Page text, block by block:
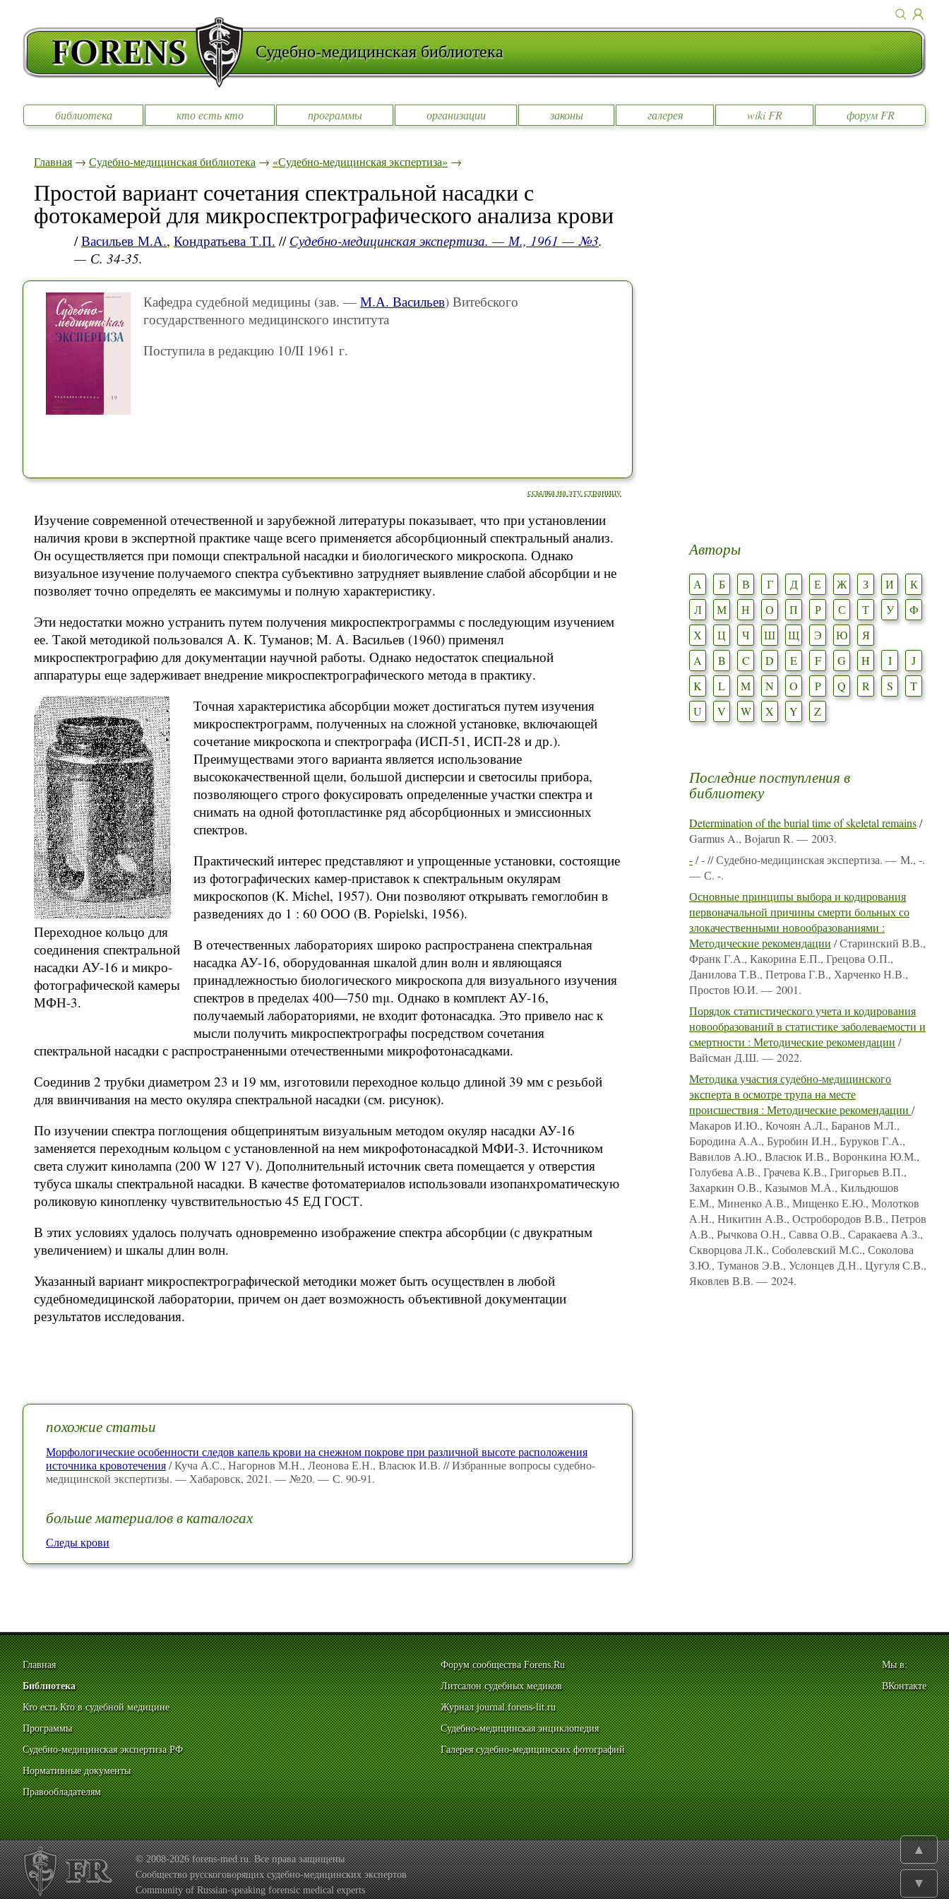
Судебно-медицинская библиотека
библиотека кто есть кто программы организации законы галерея wiki FR форум FR
Главная → Судебно-медицинская библиотека → «Судебно-медицинская экспертиза» →
Простой вариант сочетания спектральной насадки с
фотокамерой для микроспектрографического анализа крови
/Васильев М.А., Кондратьева Т.П. // Судебно-медицинская экспертиза. — М., 1961 — №3.
— С. 34-35.
Кафедра судебной медицины (зав. — М.А. Васильев) Витебского
государственного медицинского института
Поступила в редакцию 10/II 1961 г.
ссылка на эту страницу
Изучение современной отечественной и зарубежной литературы показывает, что при установлении
наличия крови в экспертной практике чаще всего применяется абсорбционный спектральный анализ.
Он осуществляется при помощи спектральной насадки и биологического микроскопа. Однако
визуальное изучение получаемого спектра субъективно затрудняет выявление слабой абсорбции и не
позволяет точно определять ее максимумы и полную характеристику.
Эти недостатки можно устранить путем получения микроспектрограммы с последующим изучением
ее. Такой методикой пользовался А. К. Туманов; М. А. Васильев (1960) применял
микроспектрографию для документации научной работы. Однако недостаток специальной
аппаратуры еще задерживает внедрение микроспектрографического метода в практику.
Переходное кольцо для
соединения спектральной
насадки АУ-16 и микро-
фотографической камеры
МФН-3.
Точная характеристика абсорбции может достигаться путем изучения
микроспектрограмм, полученных на сложной установке, включающей
сочетание микроскопа и спектрографа (ИСП-51, ИСП-28 и др.).
Преимуществами этого варианта является использование
высококачественной щели, большой дисперсии и светосилы прибора,
позволяющего строго фокусировать определенные участки спектра и
снимать на одной фотопластинке ряд абсорбционных и эмиссионных
спектров.
Практический интерес представляют и упрощенные установки, состоящие
из фотографических камер-приставок к спектральным окулярам
микроскопов (К. Michel, 1957). Они позволяют открывать гемоглобин в
разведениях до 1 : 60 ООО (В. Popielski, 1956).
В отечественных лабораториях широко распространена спектральная
насадка АУ-16, оборудованная шкалой длин волн и являющаяся
принадлежностью биологического микроскопа для визуального изучения
спектров в пределах 400—750 mμ. Однако в комплект АУ-16,
получаемый лабораториями, не входит фотонасадка. Это привело нас к
мысли получить микроспектрографы посредством сочетания
спектральной насадки с распространенными отечественными микрофотонасадками.
Соединив 2 трубки диаметром 23 и 19 мм, изготовили переходное кольцо длиной 39 мм с резьбой
для ввинчивания на место окуляра спектральной насадки (см. рисунок).
По изучении спектра поглощения общепринятым визуальным методом окуляр насадки АУ-16
заменяется переходным кольцом с установленной на нем микрофотонасадкой МФИ-3. Источником
света служит кинолампа (200 W 127 V). Дополнительный источник света помещается у отверстия
тубуса шкалы спектральной насадки. В качестве фотоматериалов использовали изопанхроматическую
роликовую кинопленку чувствительностью 45 ЕД ГОСТ.
В этих условиях удалось получать одновременно изображение спектра абсорбции (с двукратным
увеличением) и шкалы длин волн.
Указанный вариант микроспектрографической методики может быть осуществлен в любой
судебномедицинской лаборатории, причем он дает возможность объективной документации
результатов исследования.
похожие статьи
Морфологические особенности следов капель крови на снежном покрове при различной высоте расположения
источника кровотечения/ Куча А.С., Нагорнов М.Н., Леонова Е.Н., Власюк И.В. // Избранные вопросы судебно-
медицинской экспертизы. — Хабаровск, 2021. — №20. — С. 90-91.
больше материалов в каталогах
Следы крови
Авторы
А Б В Г Д Е Ж З И
К
Л
М Н О П Р С Т У
Ф
Х
Ц Ч Ш Щ Э Ю
Я
A
B C D E F G H I
J
K
L M N O P Q R S
T
U
V W X Y Z
Последние поступления в
библиотеку
Determination of the burial time of skeletal remains/
Garmus A., Bojarun R. — 2003.
-/ - // Судебно-медицинская экспертиза. — М., -.
— С. -.
Основные принципы выбора и кодирования
первоначальной причины смерти больных со
злокачественными новообразованиями :
Методические рекомендации / Старинский В.В.,
Франк Г.А., Какорина Е.П., Грецова О.П.,
Данилова Т.В., Петрова Г.В., Харченко Н.В.,
Простов Ю.И. — 2001.
Порядок статистического учета и кодирования
новообразований в статистике заболеваемости и
смертности : Методические рекомендации /
Вайсман Д.Ш. — 2022.
Методика участия судебно-медицинского
эксперта в осмотре трупа на месте
происшествия : Методические рекомендации /
Макаров И.Ю., Кочоян А.Л., Баранов М.Л.,
Бородина А.А., Буробин И.Н., Буруков Г.А.,
Вавилов А.Ю., Власюк И.В., Воронкина Ю.М.,
Голубева А.В., Грачева К.В., Григорьев В.П.,
Захаркин О.В., Казымов М.А., Кильдюшов
Е.М., Миненко А.В., Мищенко Е.Ю., Молотков
А.Н., Никитин А.В., Остробородов В.В., Петров
А.В., Рычкова О.Н., Савва О.В., Саракаева А.З.,
Скворцова Л.К., Соболевский М.С., Соколова
З.Ю., Туманов Э.В., Услонцев Д.Н., Цугуля С.В.,
Яковлев В.В. — 2024.
Главная
Библиотека
Кто есть Кто в судебной медицине
Программы
Судебно-медицинская экспертиза РФ
Нормативные документы
Правообладателям
Форум сообщества Forens.Ru
Литсалон судебных медиков
Журнал journal.forens-lit.ru
Судебно-медицинская энциклопедия
Галерея судебно-медицинских фотографий
Мы в:
ВКонтакте
© 2008-2026 forens-med.ru. Все права защищены
Сообщество русскоговорящих судебно-медицинских экспертов
Community of Russian-speaking forensic medical experts
▲
▼